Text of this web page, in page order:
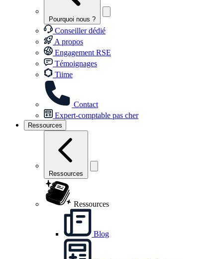
Pourquoi nous ?
Conseiller dédié
A propos
Engagement RSE
Témoignages
Tiime
Contact
Expert-comptable pas cher
Ressources
Ressources
Ressources
Blog